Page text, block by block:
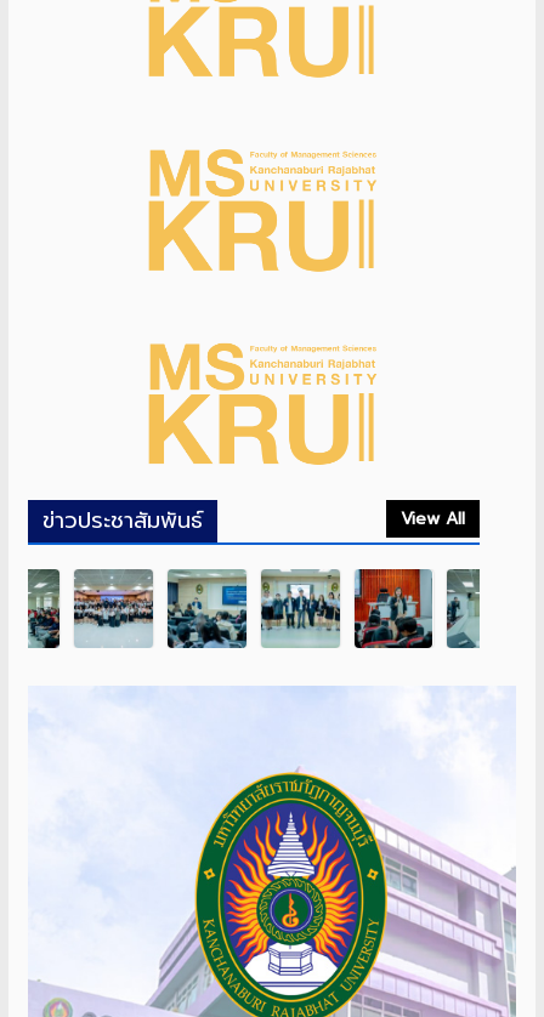
ข่าวประชาสัมพันธ์ View All